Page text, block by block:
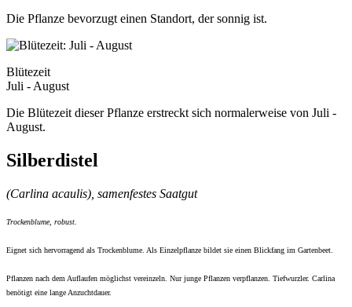
Die Pflanze bevorzugt einen Standort, der sonnig ist.
Blütezeit
Juli - August
Die Blütezeit dieser Pflanze erstreckt sich normalerweise von Juli -
August.
Silberdistel
(Carlina acaulis), samenfestes Saatgut
Trockenblume, robust.
Eignet sich hervorragend als Trockenblume. Als Einzelpflanze bildet sie einen Blickfang im Gartenbeet.
Pflanzen nach dem Auflaufen möglichst vereinzeln. Nur junge Pflanzen verpflanzen. Tiefwurzler. Carlina
benötigt eine lange Anzuchtdauer.